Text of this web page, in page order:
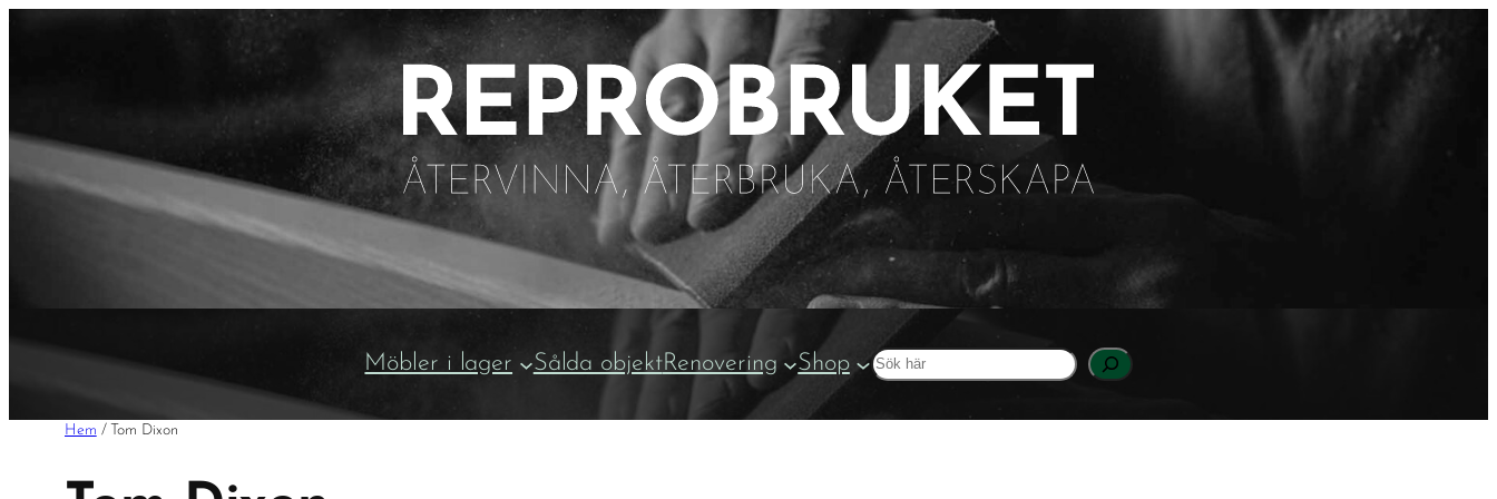
Möbler i lager Sålda objektRenovering Shop Sök
Hem / Tom Dixon